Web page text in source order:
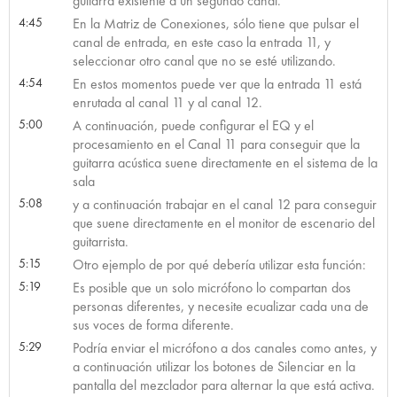
4:45
En la Matriz de Conexiones, sólo tiene que pulsar el
canal de entrada, en este caso la entrada 11, y
seleccionar otro canal que no se esté utilizando.
4:54
En estos momentos puede ver que la entrada 11 está
enrutada al canal 11 y al canal 12.
5:00
A continuación, puede configurar el EQ y el
procesamiento en el Canal 11 para conseguir que la
guitarra acústica suene directamente en el sistema de la
sala
5:08
y a continuación trabajar en el canal 12 para conseguir
que suene directamente en el monitor de escenario del
guitarrista.
5:15 Otro ejemplo de por qué debería utilizar esta función:
5:19
Es posible que un solo micrófono lo compartan dos
personas diferentes, y necesite ecualizar cada una de
sus voces de forma diferente.
5:29
Podría enviar el micrófono a dos canales como antes, y
a continuación utilizar los botones de Silenciar en la
pantalla del mezclador para alternar la que está activa.